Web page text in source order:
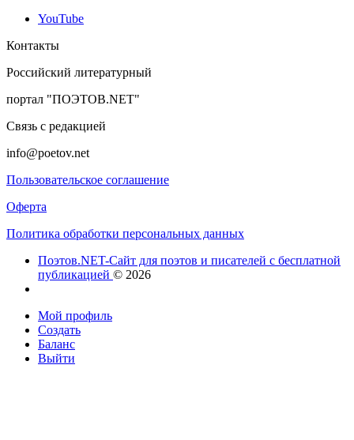
YouTube
Контакты
Российский литературный
портал "ПОЭТОВ.NET"
Связь с редакцией
info@poetov.net
Пользовательское соглашение
Оферта
Политика обработки персональных данных
Поэтов.NET-Сайт для поэтов и писателей с бесплатной
публикацией © 2026
Мой профиль
Создать
Баланс
Выйти